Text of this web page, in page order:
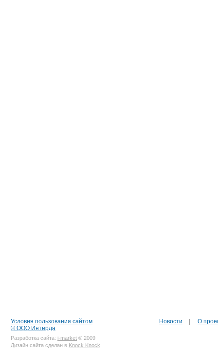
Условия пользования сайтом
© ООО Интерда
Разработка сайта: i-market © 2009
Дизайн сайта сделан в Knock Knock
Новости О